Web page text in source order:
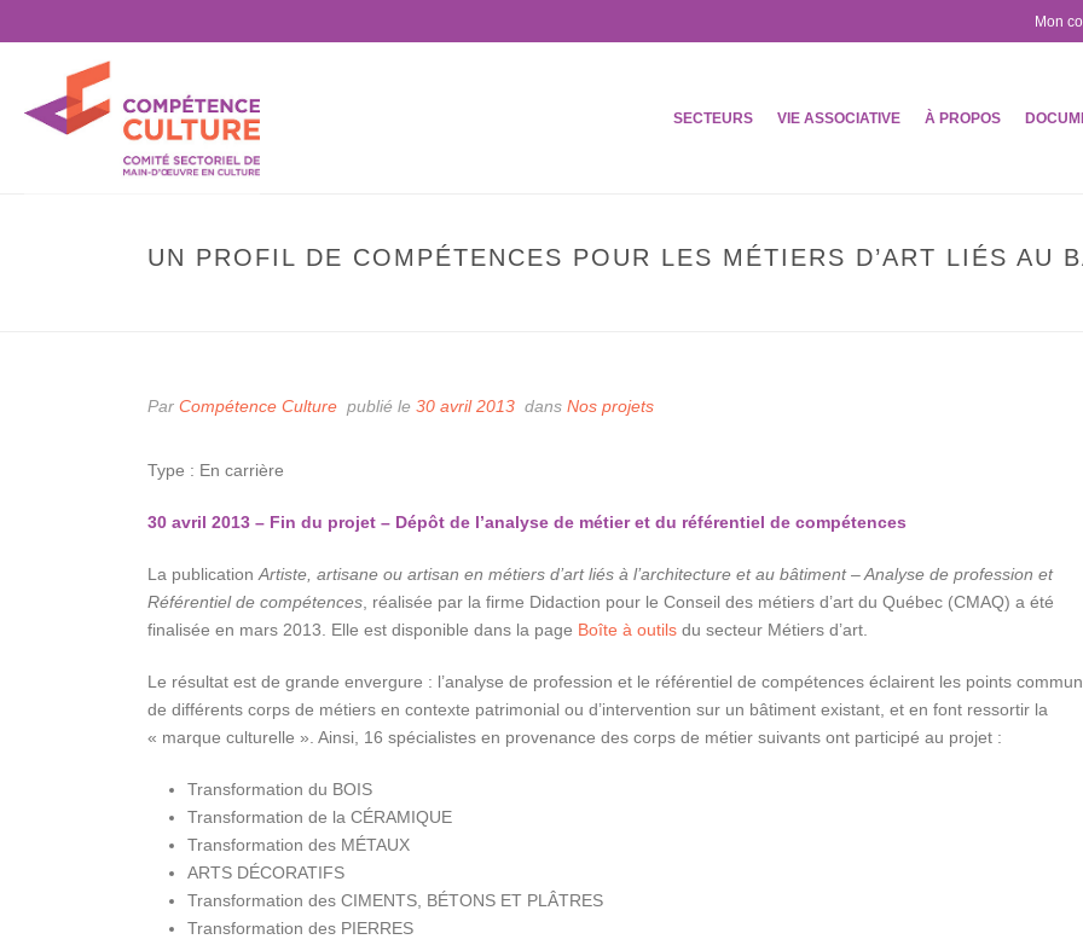
Mon
SECTEURS VIE ASSOCIATIVE À PROPOS
UN PROFIL DE COMPÉTENCES POUR LES MÉTIERS D’ART LIÉS AU
Par Compétence Culture publié le 30 avril 2013 dans Nos projets
Type : En carrière
30 avril 2013 – Fin du projet – Dépôt de l’analyse de métier et du référentiel de compétences
La publication Artiste, artisane ou artisan en métiers d’art liés à l’architecture et au bâtiment – Analyse de profession et
Référentiel de compétences , réalisée par la firme Didaction pour le Conseil des métiers d’art du Québec (CMAQ) a été
finalisée en mars 2013. Elle est disponible dans la page Boîte à outils du secteur Métiers d’art.
Le résultat est de grande envergure : l’analyse de profession et le référentiel de compétences éclairent les points
de différents corps de métiers en contexte patrimonial ou d’intervention sur un bâtiment existant, et en font ressortir la
« marque culturelle ». Ainsi, 16 spécialistes en provenance des corps de métier suivants ont participé au projet :
Transformation du BOIS
Transformation de la CÉRAMIQUE
Transformation des MÉTAUX
ARTS DÉCORATIFS
Transformation des CIMENTS, BÉTONS ET PLÂTRES
Transformation des PIERRES